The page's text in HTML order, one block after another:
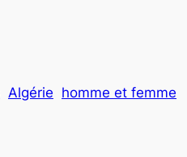
Algérie homme et femme